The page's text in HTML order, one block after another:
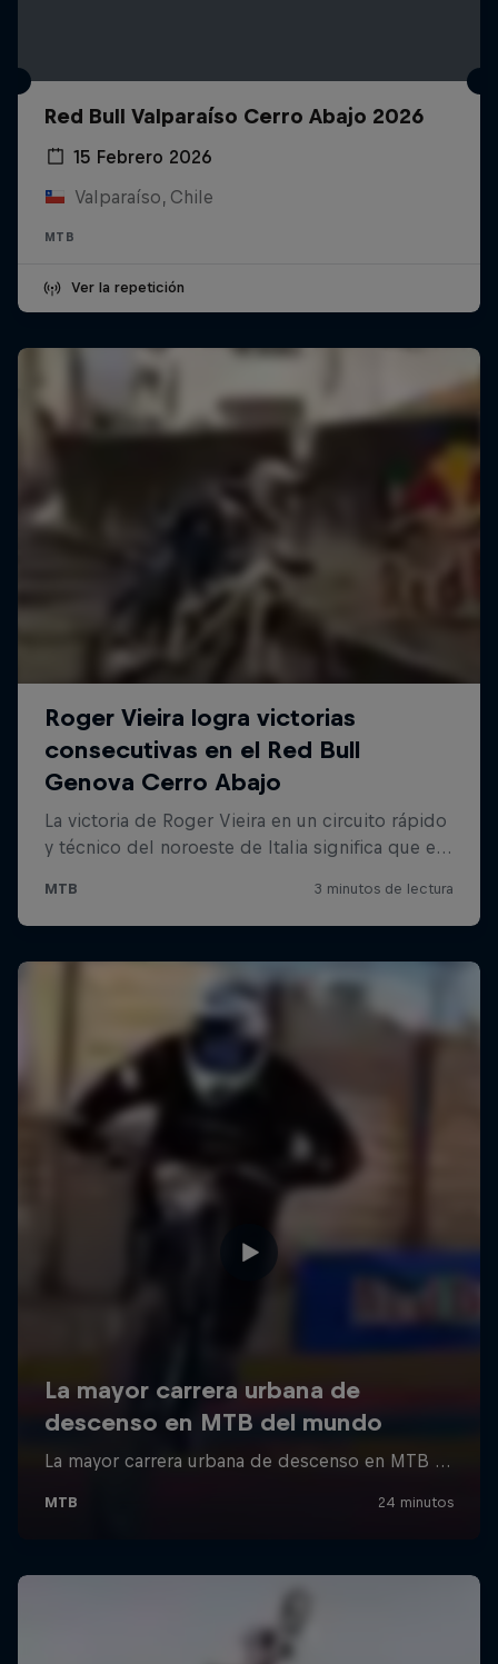
Red Bull Valparaíso Cerro Abajo 2026
15 Febrero 2026
Valparaíso, Chile
MTB
Ver la repetición